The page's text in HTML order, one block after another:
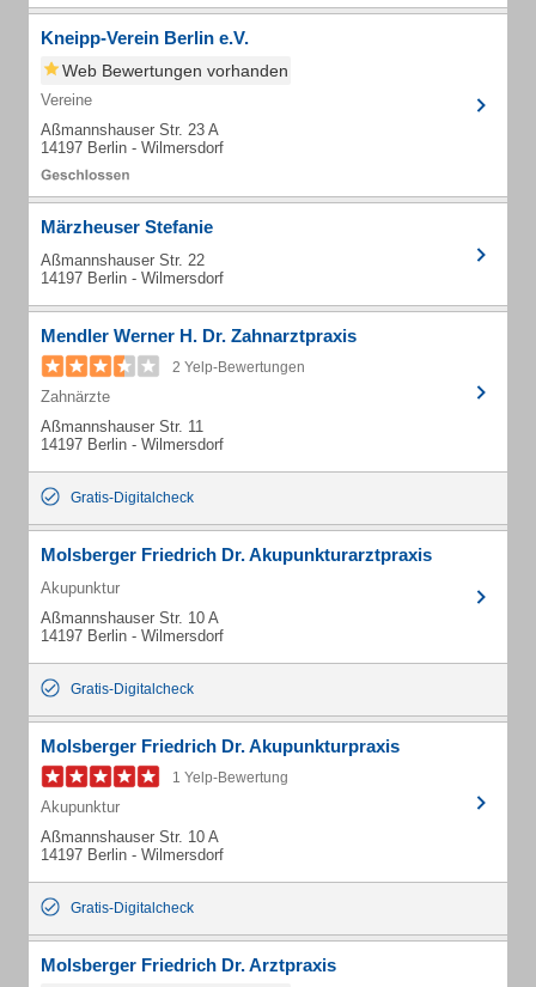
Kneipp-Verein Berlin e.V.
Web Bewertungen vorhanden
Vereine
Aßmannshauser Str. 23 A
14197 Berlin - Wilmersdorf
Märzheuser Stefanie
Aßmannshauser Str. 22
14197 Berlin - Wilmersdorf
Mendler Werner H. Dr. Zahnarztpraxis
2 Yelp-Bewertungen
Zahnärzte
Aßmannshauser Str. 11
14197 Berlin - Wilmersdorf
Gratis-Digitalcheck
Molsberger Friedrich Dr. Akupunkturarztpraxis
Akupunktur
Aßmannshauser Str. 10 A
14197 Berlin - Wilmersdorf
Gratis-Digitalcheck
Molsberger Friedrich Dr. Akupunkturpraxis
1 Yelp-Bewertung
Akupunktur
Aßmannshauser Str. 10 A
14197 Berlin - Wilmersdorf
Gratis-Digitalcheck
Molsberger Friedrich Dr. Arztpraxis